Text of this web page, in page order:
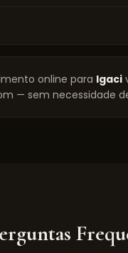
online para Igaci
— sem necessidade